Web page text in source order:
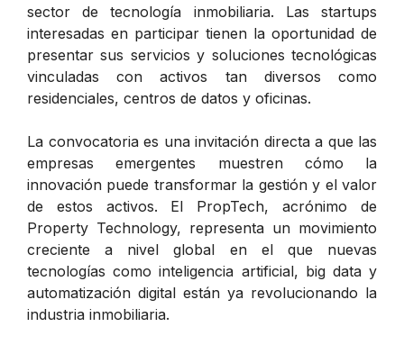
sector de tecnología inmobiliaria. Las startups
interesadas en participar tienen la oportunidad de
presentar sus servicios y soluciones tecnológicas
vinculadas con activos tan diversos como
residenciales, centros de datos y oficinas.
La convocatoria es una invitación directa a que las
empresas emergentes muestren cómo la
innovación puede transformar la gestión y el valor
de estos activos. El PropTech, acrónimo de
Property Technology, representa un movimiento
creciente a nivel global en el que nuevas
tecnologías como inteligencia artificial, big data y
automatización digital están ya revolucionando la
industria inmobiliaria.